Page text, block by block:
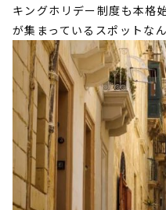
キングホリデー制度も本格
が集まっているスポットなん